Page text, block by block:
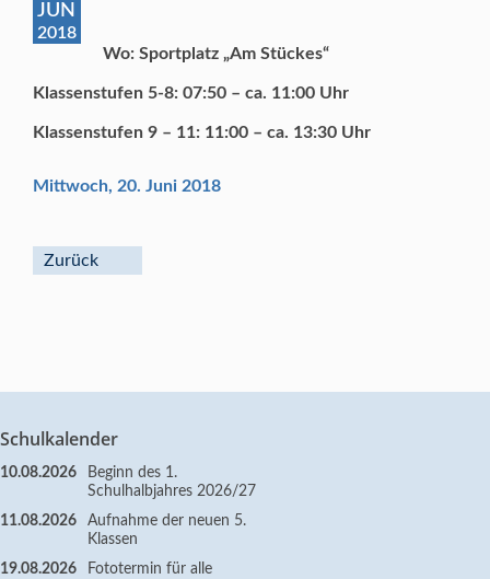
JUN
2018
Wo: Sportplatz „Am Stückes“
Klassenstufen 5-8: 07:50 – ca. 11:00 Uhr
Klassenstufen 9 – 11: 11:00 – ca. 13:30 Uhr
Mittwoch, 20. Juni 2018
Zurück
Schulkalender
10.08.2026
Beginn des 1.
Schulhalbjahres 2026/27
11.08.2026
Aufnahme der neuen 5.
Klassen
19.08.2026
Fototermin für alle